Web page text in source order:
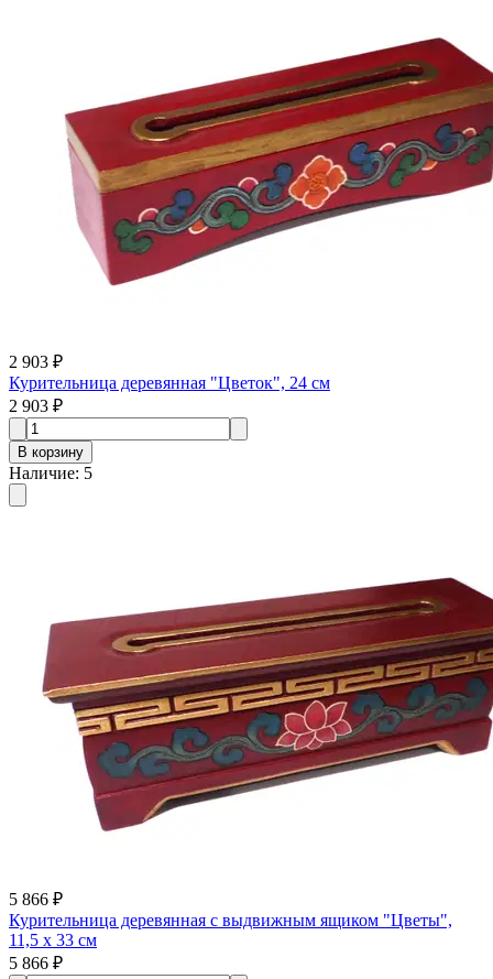
2 903 ₽
Курительница деревянная "Цветок", 24 см
2 903 ₽
В корзину
Наличие: 5
5 866 ₽
Курительница деревянная с выдвижным ящиком "Цветы",
11,5 х 33 см
5 866 ₽